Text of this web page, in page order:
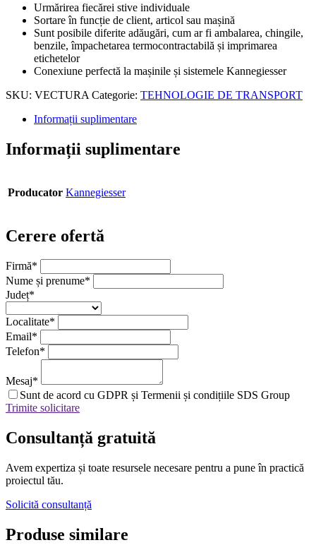
Urmărirea fiecărei stive individuale
Sortare în funcție de client, articol sau mașină
Sunt posibile diferite adăugări, cum ar fi ambalarea, chingile,
benzile, împachetarea termocontractabilă și imprimarea
etichetelor
Conexiune perfectă la mașinile și sistemele Kannegiesser
SKU: VECTURA Categorie: TEHNOLOGIE DE TRANSPORT
Informații suplimentare
Informații suplimentare
Producator Kannegiesser
Cerere ofertă
Firmă*
Nume și prenume*
Județ*
Localitate*
Email*
Telefon*
Mesaj*
Sunt de acord cu GDPR și Termenii și condițiile SDS Group
Trimite solicitare
Consultanță gratuită
Avem expertiza și toate resursele necesare pentru a pune în practică
proiectul tău.
Solicită consultanță
Produse similare